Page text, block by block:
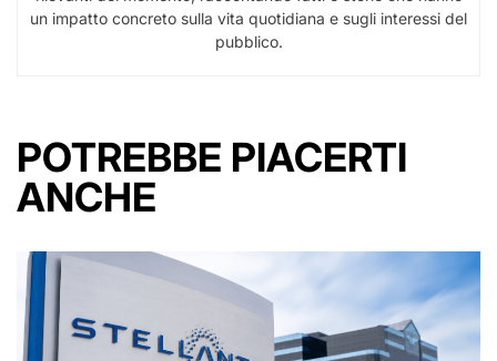
un impatto concreto sulla vita quotidiana e sugli interessi del
pubblico.
POTREBBE PIACERTI
ANCHE